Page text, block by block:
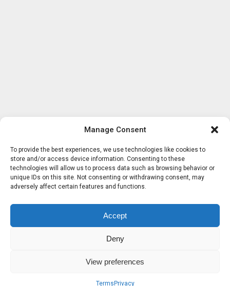
Manage Consent
To provide the best experiences, we use technologies like cookies to
store and/or access device information. Consenting to these
technologies will allow us to process data such as browsing behavior or
unique IDs on this site. Not consenting or withdrawing consent, may
adversely affect certain features and functions.
Accept
Deny
View preferences
Terms Privacy